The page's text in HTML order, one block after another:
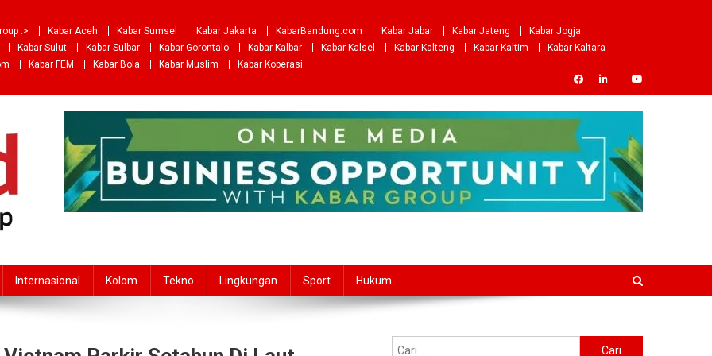
:> Kabar Aceh Kabar Sumsel Kabar Jakarta KabarBandung.com Kabar Jabar Kabar Jateng
Kabar Jogja
Kabar Sulut Kabar Sulbar Kabar Gorontalo Kabar Kalbar Kabar Kalsel Kabar Kalteng Kabar Kaltim
Kabar Kaltara
Kabar FEM Kabar Bola Kabar Muslim Kabar Koperasi
Internasional Kolom Tekno Lingkungan Sport Hukum